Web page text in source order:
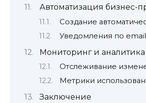
Автоматизация бизнес-
Создание
Уведомления по email
Мониторинг и аналитика
Отслеживание
Метрики
Заключение